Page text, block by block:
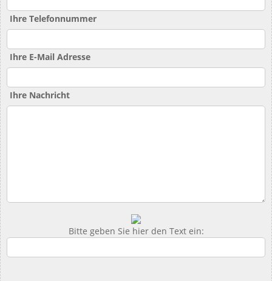
Ihre Telefonnummer
Ihre E-Mail Adresse
Ihre Nachricht
Bitte geben Sie hier den Text ein: